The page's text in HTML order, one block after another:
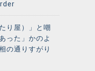
り屋）」と嘲
った」かのよ
の通りすがり